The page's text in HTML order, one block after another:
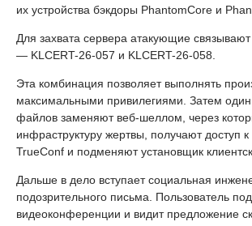
их устройства бэкдоры PhantomCore и
Для захвата сервера атакующие
— KLCERT-26-057 и KLCERT-26-058.
Эта комбинация позволяет выполнять
максимальными привилегиями. Затем
файлов заменяют веб-шеллом, через
инфраструктуру жертвы, получают доступ
TrueConf и подменяют установщик
Дальше в дело вступает социальная
подозрительного письма. Пользователь
видеоконференции и видит предложение